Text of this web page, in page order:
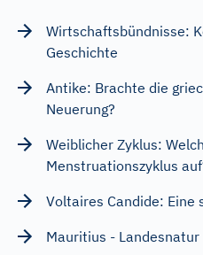
Wirtschaftsbündnisse:
Geschichte
Antike: Brachte die
Neuerung?
Weiblicher Zyklus:
Menstruationszyklus
Voltaires Candide: Eine
Mauritius - Landesnatur